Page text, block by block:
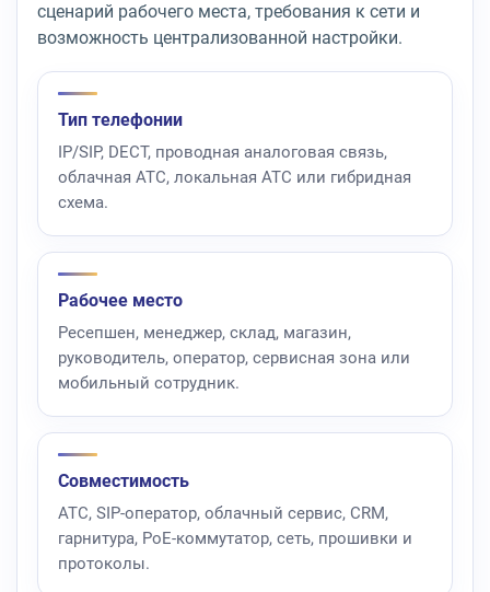
сценарий рабочего места, требования к сети и
возможность централизованной настройки.
Тип телефонии
IP/SIP, DECT, проводная аналоговая связь,
облачная АТС, локальная АТС или гибридная
схема.
Рабочее место
Ресепшен, менеджер, склад, магазин,
руководитель, оператор, сервисная зона или
мобильный сотрудник.
Совместимость
АТС, SIP-оператор, облачный сервис, CRM,
гарнитура, PoE-коммутатор, сеть, прошивки и
протоколы.